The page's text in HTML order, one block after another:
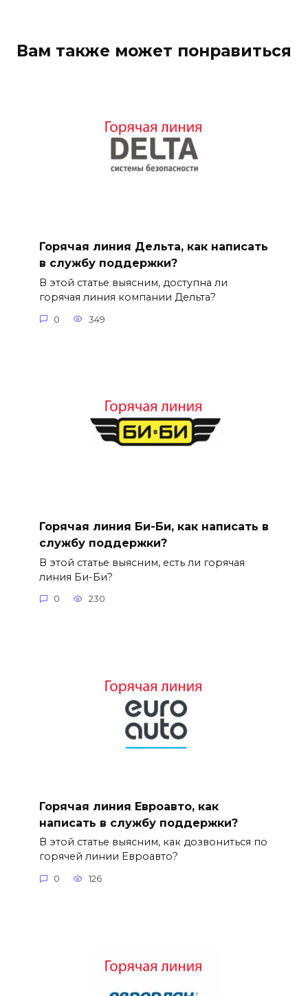
Вам также может понравиться
Горячая линия Дельта, как написать
в службу поддержки?
В этой статье выясним, доступна ли
горячая линия компании Дельта?
0 349
Горячая линия Би-Би, как написать в
службу поддержки?
В этой статье выясним, есть ли горячая
линия Би-Би?
0 230
Горячая линия Евроавто, как
написать в службу поддержки?
В этой статье выясним, как дозвониться по
горячей линии Евроавто?
0 126